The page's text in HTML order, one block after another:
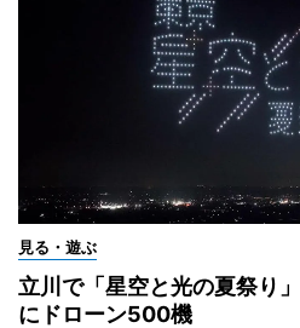
見る・遊ぶ
立川で「星空と光の夏祭り
にドローン500機